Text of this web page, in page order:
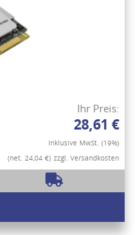
Ihr Preis:
28,61 €
Inklusive MwSt. (19%)
(net. 24,04 €) zzgl. Versandkosten